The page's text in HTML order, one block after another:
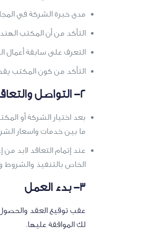
مدى خبرة الشركة في
التأكد من أن المكتب
التعرف على سابقة أعمال
التأكد من كون المكتب
2- التواصل والتعاقد
بعد اختيار الشركة أو
ما بين خدمات واسعار
عند إتمام التعاقد لابد
الخاص بالتنفيذ والشروط
3- بدء العمل
عقب توقيع العقد
لك الموافقة عليها.